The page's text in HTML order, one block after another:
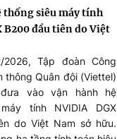
thống siêu máy tính
B200 đầu tiên do Việt
2026, Tập đoàn Công
thông Quân đội (Viettel)
vào vận hành hệ
tính NVIDIA DGX
do Việt Nam sở hữu.